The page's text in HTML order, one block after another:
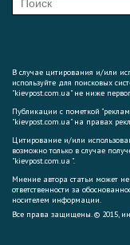
В случае цитирования и/или
используйте для поисковых
"kievpost.com.ua" не ниже
Публикации с пометкой
"kievpost.com.ua" на правах
Цитирование и/или
возможно только в случае
"kievpost.com.ua ".
Мнение автора статьи может
ответственности за
носителем информации.
Все права защищены. © 2015,